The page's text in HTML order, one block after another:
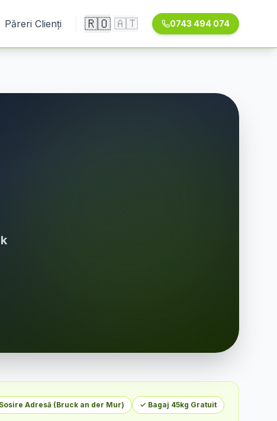
Păreri Clienți 🇷🇴 🇦🇹 0743 494 074
Adresă (Bruck an der Mur) ✓ Bagaj 45kg Gratuit